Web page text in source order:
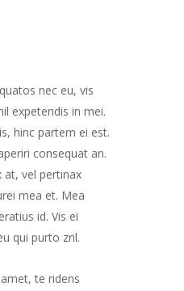
nec eu, vis
expetendis in mei.
hinc partem ei est.
consequat an.
at, vel pertinax
mea et. Mea
id. Vis ei
qui purto zril.
te ridens